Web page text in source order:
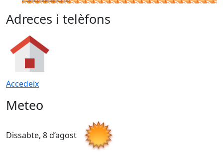
Adreces i telèfons
Accedeix
Meteo
Dissabte, 8 d’agost